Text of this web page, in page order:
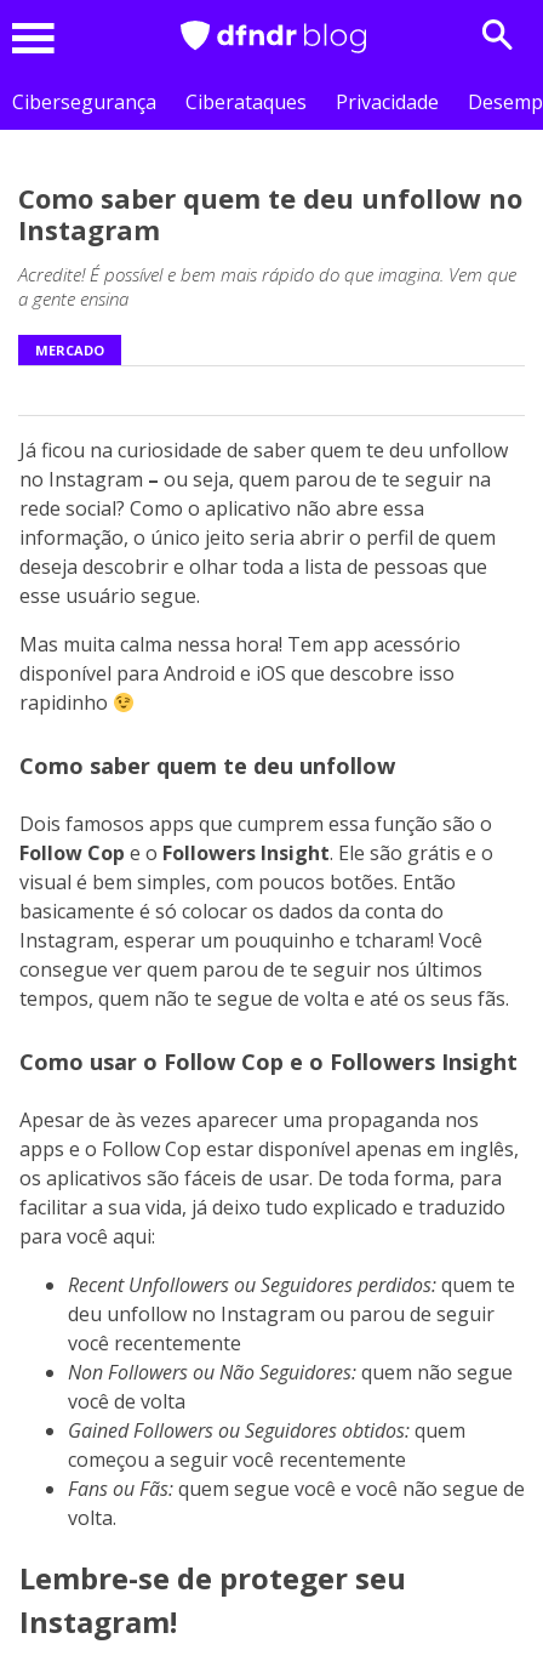
Cibersegurança
Ciberataques Privacidade
Como saber quem te deu unfollow no
Instagram
Acredite! É possível e bem mais rápido do que imagina. Vem que
a gente ensina
MERCADO
Já ficou na curiosidade de saber quem te deu unfollow
no Instagram – ou seja, quem parou de te seguir na
rede social? Como o aplicativo não abre essa
informação, o único jeito seria abrir o perfil de quem
deseja descobrir e olhar toda a lista de pessoas que
esse usuário segue.
Mas muita calma nessa hora! Tem app acessório
disponível para Android e iOS que descobre isso
rapidinho
Como saber quem te deu unfollow
Dois famosos apps que cumprem essa função são o
Follow Cop e o Followers Insight. Ele são grátis e o
visual é bem simples, com poucos botões. Então
basicamente é só colocar os dados da conta do
Instagram, esperar um pouquinho e tcharam! Você
consegue ver quem parou de te seguir nos últimos
tempos, quem não te segue de volta e até os seus fãs.
Como usar o Follow Cop e o Followers Insight
Apesar de às vezes aparecer uma propaganda nos
apps e o Follow Cop estar disponível apenas em inglês,
os aplicativos são fáceis de usar. De toda forma, para
facilitar a sua vida, já deixo tudo explicado e traduzido
para você aqui:
Recent Unfollowers ou Seguidores perdidos:quem te
deu unfollow no Instagram ou parou de seguir
você recentemente
Non Followers ou Não Seguidores:quem não segue
você de volta
Gained Followers ou Seguidores obtidos:quem
começou a seguir você recentemente
Fans ou Fãs:quem segue você e você não segue de
volta.
Lembre-se de proteger seu
Instagram!